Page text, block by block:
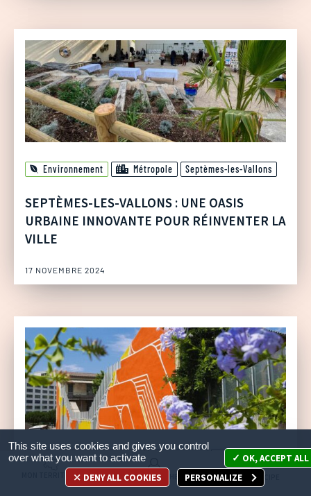
Environnement Métropole Septèmes-les-Vallons
SEPTÈMES-LES-VALLONS : UNE OASIS
URBAINE INNOVANTE POUR RÉINVENTER LA
VILLE
17 NOVEMBRE 2024
Renouvellement urbain Métropole
LA GARE ROUTIÈRE MARSEILLE SAINT-
MON TERRITOIRE MES DÉMARCHES JE PARTICIPE
This site uses cookies and gives you control
over what you want to activate
OK, ACCEPT ALL
DENY ALL COOKIES
PERSONALIZE